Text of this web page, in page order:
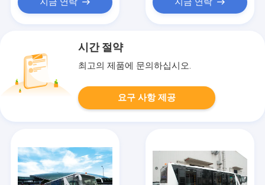
시간 절약
최고의 제품에 문의하십시오.
요구 사항 제공